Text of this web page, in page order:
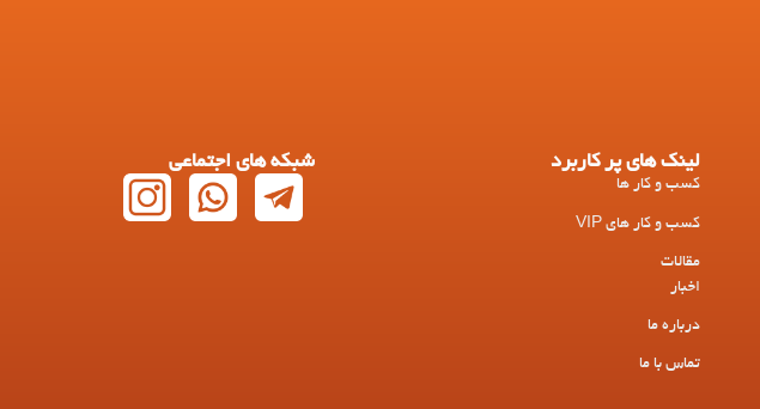
لینک های پر کاربرد
کسب و کار ها
کسب و کار های VIP
مقالات
اخبار
درباره ما
تماس با ما
شبکه های اجتماعی